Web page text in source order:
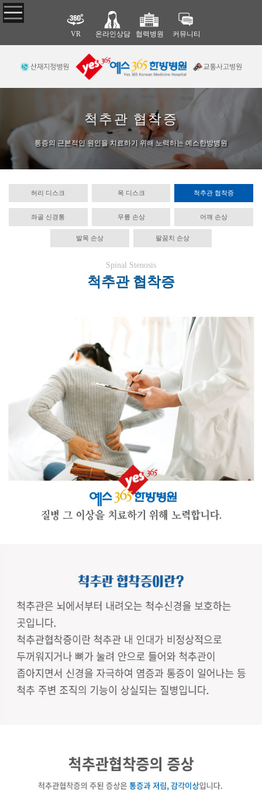
VR 온라인상담 협력병원 커뮤니티
예스365한
방병원
의료진 소개
진료 안내
비급여 항목
둘러보기(VR)
오시는 길
한방·양방
협진
협력병원
피부·비만
CO2 레이저
지방분해 약침
다이어트 한약
비수술·재
활
도수 치료
체외충격파 치료
교통사고
교통사고 후유증
근골격·척
허리 디스크
목 디스크
좌골 신경통
무릎 손상
안면질환
삼차신경통
척추관 협착증
통증의 근본적인 원인을 치료하기 위해 노력하는 예스한방병원
허리 디스크 목 디스크 척추관 협착증
좌골 신경통 무릎 손상 어깨 손상
발목 손상 팔꿈치 손상
Spinal Stenosis
척추관 협착증